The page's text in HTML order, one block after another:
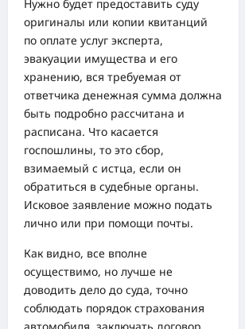
Нужно будет предоставить суду
оригиналы или копии квитанций
по оплате услуг эксперта,
эвакуации имущества и его
хранению, вся требуемая от
ответчика денежная сумма должна
быть подробно рассчитана и
расписана. Что касается
госпошлины, то это сбор,
взимаемый с истца, если он
обратиться в судебные органы.
Исковое заявление можно подать
лично или при помощи почты.
Как видно, все вполне
осуществимо, но лучше не
доводить дело до суда, точно
соблюдать порядок страхования